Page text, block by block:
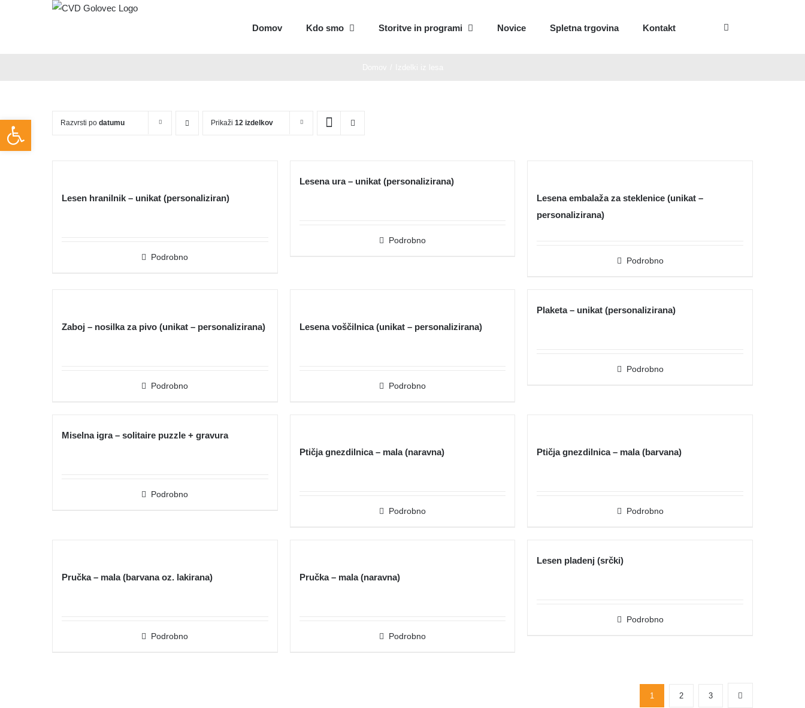
Open toolbar
Domov Kdo smo Storitve in programi Novice Spletna trgovina Kontakt
Razvrsti po datumu Prikaži 12 izdelkov
Lesen hranilnik – unikat (personaliziran)
Podrobno
Lesena ura – unikat (personalizirana)
Podrobno
Lesena embalaža za steklenice (unikat –
personalizirana)
Podrobno
Zaboj – nosilka za pivo (unikat – personalizirana)
Podrobno
Lesena voščilnica (unikat – personalizirana)
Podrobno
Plaketa – unikat (personalizirana)
Podrobno
Miselna igra – solitaire puzzle + gravura
Podrobno
Ptičja gnezdilnica – mala (naravna)
Podrobno
Ptičja gnezdilnica – mala (barvana)
Podrobno
Pručka – mala (barvana oz. lakirana)
Podrobno
Pručka – mala (naravna)
Podrobno
Lesen pladenj (srčki)
Podrobno
1 2 3